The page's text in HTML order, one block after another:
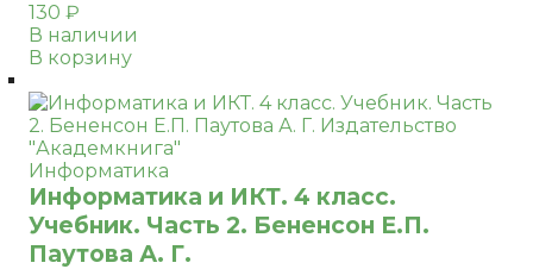
130 ₽
В наличии
В корзину
Информатика
Информатика и ИКТ. 4 класс.
Учебник. Часть 2. Бененсон Е.П.
Паутова А. Г.